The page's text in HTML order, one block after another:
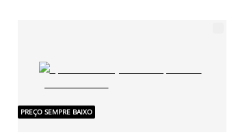
PREÇO SEMPRE BAIXO